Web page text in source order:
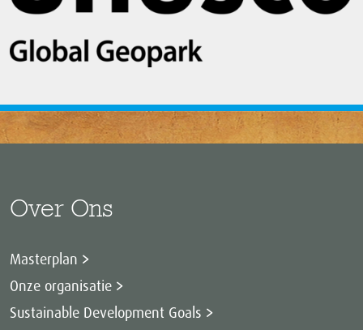
Over Ons
Masterplan
Onze organisatie
Sustainable Development Goals